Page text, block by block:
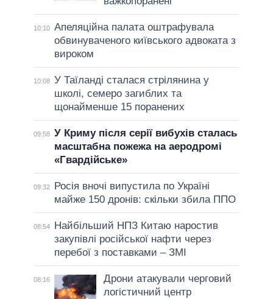
10:10 Апеляційна палата оштрафувала
обвинуваченого київського адвоката з
вироком
10:08 У Таїланді сталася стрілянина у
школі, семеро загиблих та
щонайменше 15 поранених
09:58 У Криму після серії вибухів сталась
масштабна пожежа на аеродромі
«Гвардійське»
09:32
Росія вночі випустила по Україні
майже 150 дронів: скільки збила ППО
08:54
Найбільший НПЗ Китаю наростив
закупівлі російської нафти через
перебої з поставками – ЗМІ
08:16
Дрони атакували черговий
логістичний центр